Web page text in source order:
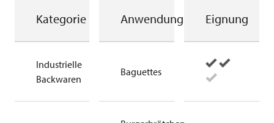
Kategorie Anwendung Eignung
Industrielle
Backwaren
Baguettes